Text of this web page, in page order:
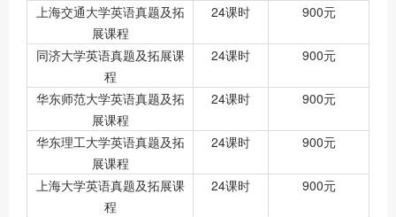
上海交通大学英语真题及拓
展课程
24课时 900元
同济大学英语真题及拓展课
程
24课时 900元
华东师范大学英语真题及拓
展课程
24课时 900元
华东理工大学英语真题及拓
展课程
24课时 900元
上海大学英语真题及拓展课
程
24课时 900元